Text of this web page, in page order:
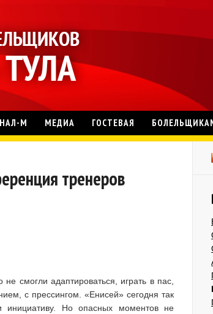
М МЕДИА ГОСТЕВАЯ
тренеров
смогли адаптироваться, играть в пас,
с прессингом. «Енисей» сегодня так
Но опасных моментов не